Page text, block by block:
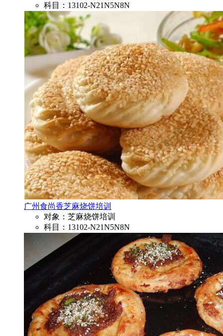
科目：13102-N21N5N8N
广州食尚香芝麻烧饼培训
对象：芝麻烧饼培训
科目：13102-N21N5N8N